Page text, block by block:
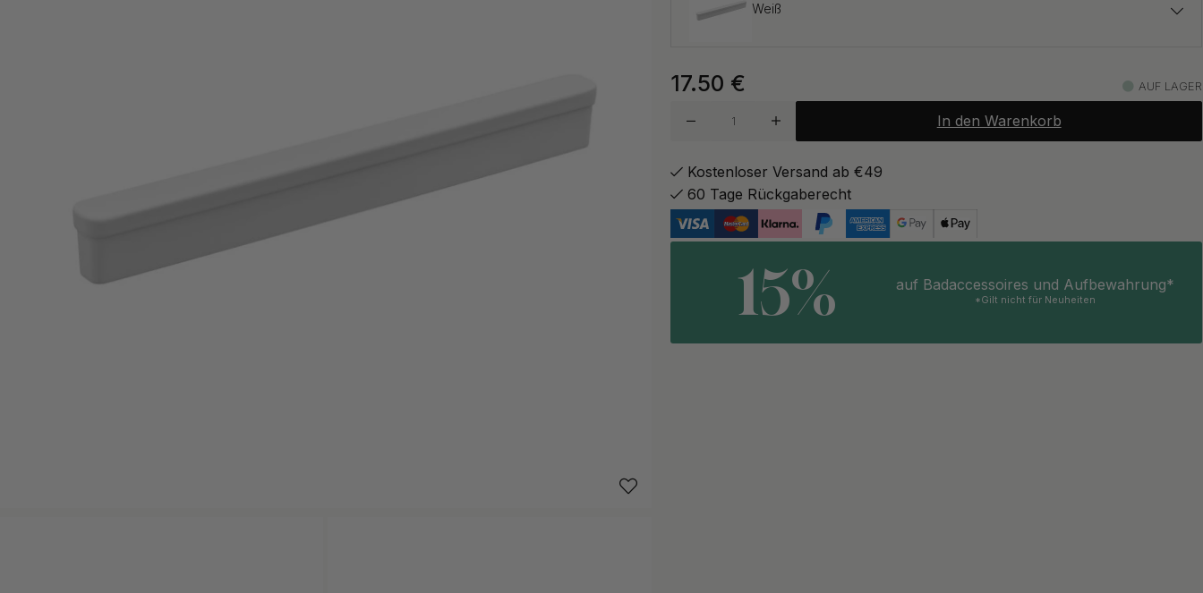
Weiß
Auf Lager
17.50 € AUF LAGER
In den Warenkorb
Kostenloser Versand ab €49
60 Tage Rückgaberecht
15% auf Badaccessoires und Aufbewahrung*
*Gilt nicht für Neuheiten